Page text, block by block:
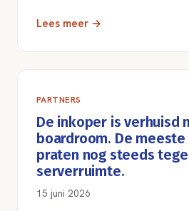
Lees meer →
PARTNERS
De inkoper is verhuisd
boardroom. De meeste
praten nog steeds
serverruimte.
15 juni 2026